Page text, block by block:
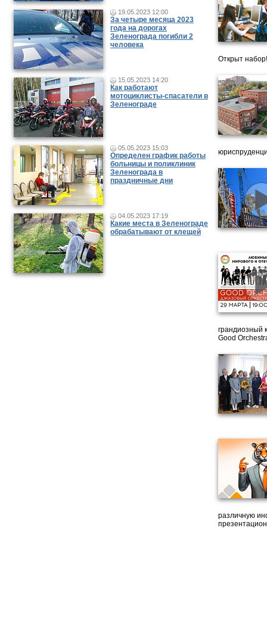
19.05.2023 12:00
За четыре месяца 2023
года на дорогах
Зеленограда погибли 2
человека
15.05.2023 14:20
Как работают
мотоциклисты-спасатели в
Зеленограде
05.05.2023 15:03
Определен график работы
больницы и поликлиник
Зеленограда в
праздничные дни
04.05.2023 17:19
Какие места в Зеленограде
обрабатывают от клещей
Открыт набор!
грандиозный
Good
различную